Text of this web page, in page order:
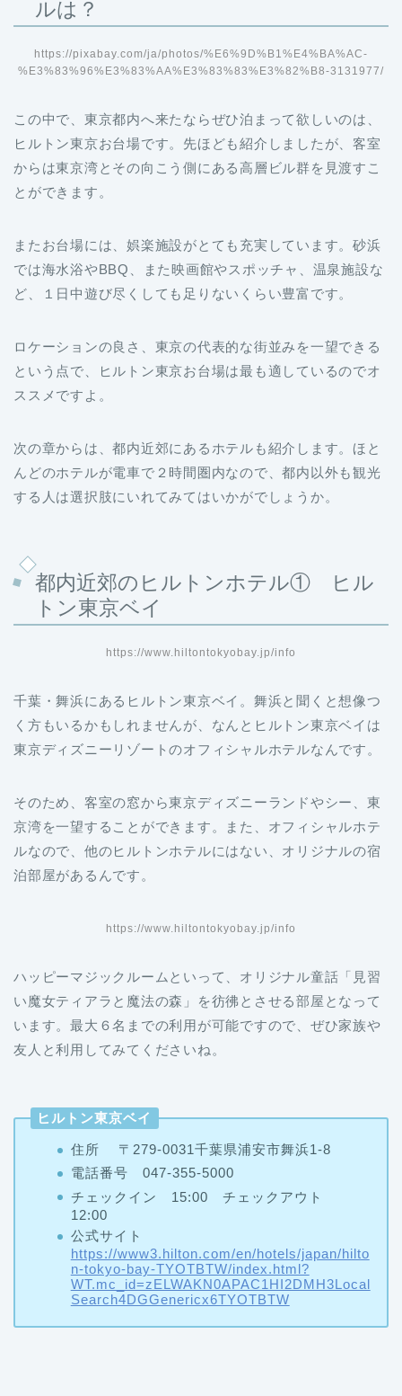
ルは？
https://pixabay.com/ja/photos/%E6%9D%B1%E4%BA%AC-
%E3%83%96%E3%83%AA%E3%83%83%E3%82%B8-3131977/
この中で、東京都内へ来たならぜひ泊まって欲しいのは、
ヒルトン東京お台場です。先ほども紹介しましたが、客室
からは東京湾とその向こう側にある高層ビル群を見渡すこ
とができます。
またお台場には、娯楽施設がとても充実しています。砂浜
では海水浴やBBQ、また映画館やスポッチャ、温泉施設な
ど、１日中遊び尽くしても足りないくらい豊富です。
ロケーションの良さ、東京の代表的な街並みを一望できる
という点で、ヒルトン東京お台場は最も適しているのでオ
ススメですよ。
次の章からは、都内近郊にあるホテルも紹介します。ほと
んどのホテルが電車で２時間圏内なので、都内以外も観光
する人は選択肢にいれてみてはいかがでしょうか。
都内近郊のヒルトンホテル① ヒル
トン東京ベイ
https://www.hiltontokyobay.jp/info
千葉・舞浜にあるヒルトン東京ベイ。舞浜と聞くと想像つ
く方もいるかもしれませんが、なんとヒルトン東京ベイは
東京ディズニーリゾートのオフィシャルホテルなんです。
そのため、客室の窓から東京ディズニーランドやシー、東
京湾を一望することができます。また、オフィシャルホテ
ルなので、他のヒルトンホテルにはない、オリジナルの宿
泊部屋があるんです。
https://www.hiltontokyobay.jp/info
ハッピーマジックルームといって、オリジナル童話「見習
い魔女ティアラと魔法の森」を彷彿とさせる部屋となって
います。最大６名までの利用が可能ですので、ぜひ家族や
友人と利用してみてくださいね。
ヒルトン東京ベイ
住所 〒279-0031千葉県浦安市舞浜1-8
電話番号 047-355-5000
チェックイン 15:00 チェックアウト
12:00
公式サイト
https://www3.hilton.com/en/hotels/japan/hilto
n-tokyo-bay-TYOTBTW/index.html?
WT.mc_id=zELWAKN0APAC1HI2DMH3Local
Search4DGGenericx6TYOTBTW